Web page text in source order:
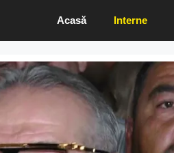
Acasă Interne